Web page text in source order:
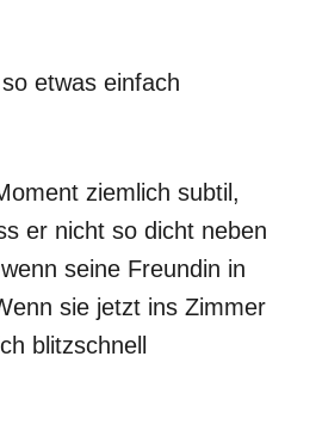
etwas einfach
ziemlich subtil,
er nicht so dicht neben
seine Freundin in
sie jetzt ins Zimmer
blitzschnell